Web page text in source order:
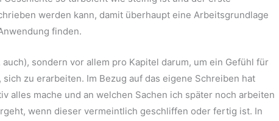
werden kann, damit überhaupt eine Arbeitsgrundlage
finden.
sondern vor allem pro Kapitel darum, um ein Gefühl für
zu erarbeiten. Im Bezug auf das eigene Schreiben hat
alles mache und an welchen Sachen ich später noch arbeiten
wenn dieser vermeintlich geschliffen oder fertig ist. In